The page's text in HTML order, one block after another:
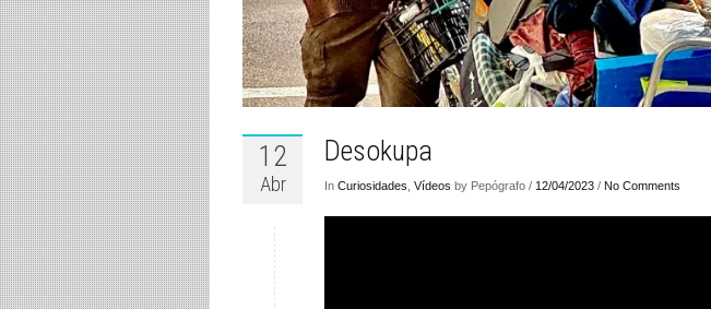
12
Abr
Desokupa
In Curiosidades Vídeos by Pepógrafo / 12/04/2023 / No Comments